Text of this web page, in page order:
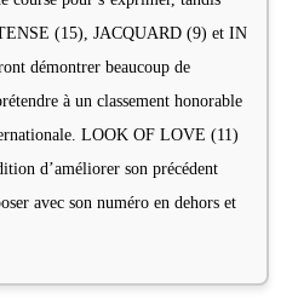
(15), JACQUARD (9) et IN
démontrer beaucoup de
à un classement honorable
LOOK OF LOVE (11)
d’améliorer son précédent
avec son numéro en dehors et